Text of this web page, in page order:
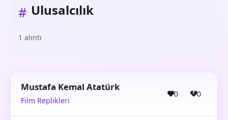
# Ulusalcılık
1 alıntı
Mustafa Kemal Atatürk
Film Replikleri
0 0